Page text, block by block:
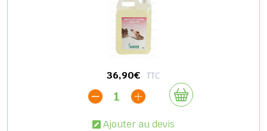
36,90€ TTC
1
Ajouter au devis